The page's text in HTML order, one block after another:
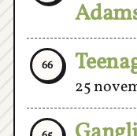
66
25
65